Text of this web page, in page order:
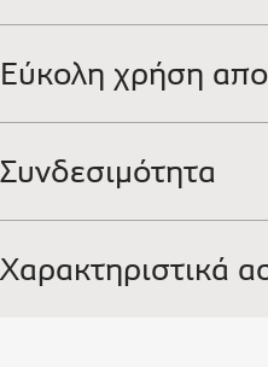
Εύκολη χρήση
Συνδεσιμότητα
Χαρακτηριστικά